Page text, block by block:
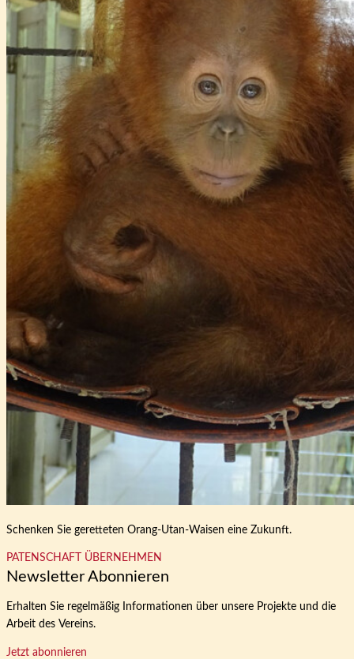
Schenken Sie geretteten Orang-Utan-Waisen eine Zukunft.
PATENSCHAFT ÜBERNEHMEN
Newsletter Abonnieren
Erhalten Sie regelmäßig Informationen über unsere Projekte und die
Arbeit des Vereins.
Jetzt abonnieren